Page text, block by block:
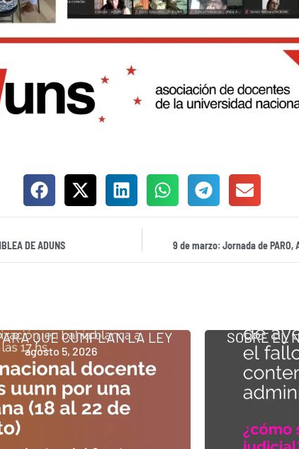
DE ADUNS 9 de marzo: Jornada de PARO,
QUE CUMPLAN LA LEY
agosto 5, 2026
SOBRE EL